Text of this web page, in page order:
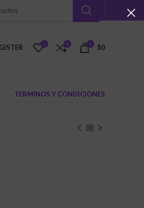
0 0 0 $0
TERMINOS Y CONDICIONES